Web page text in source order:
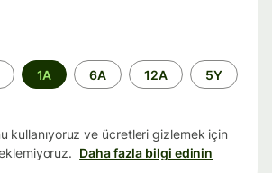
1A 6A 12A 5Y
kullanıyoruz ve ücretleri gizlemek için
Daha fazla bilgi edinin